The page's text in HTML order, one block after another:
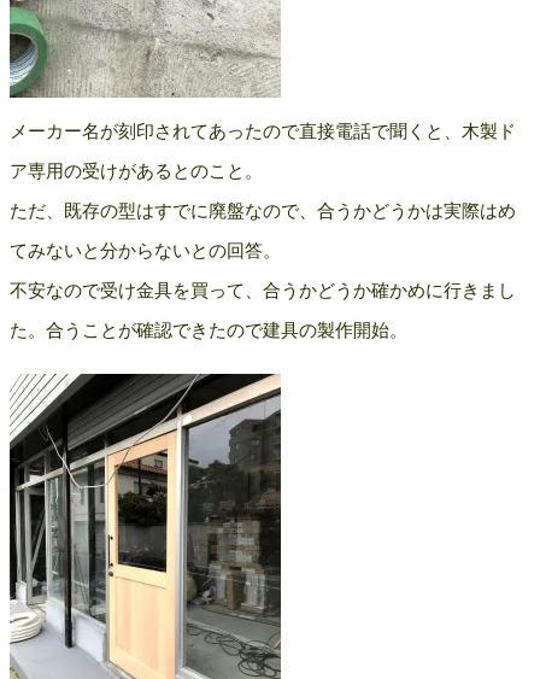
メーカー名が刻印されてあったので直接電話で聞くと、木製ド
ア専用の受けがあるとのこと。
ただ、既存の型はすでに廃盤なので、合うかどうかは実際はめ
てみないと分からないとの回答。
不安なので受け金具を買って、合うかどうか確かめに行きまし
た。合うことが確認できたので建具の製作開始。